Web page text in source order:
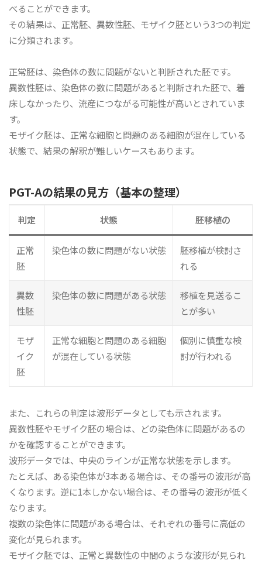
べることができます。
その結果は、正常胚、異数性胚、モザイク胚という3つの判定
に分類されます。
正常胚は、染色体の数に問題がないと判断された胚です。
異数性胚は、染色体の数に問題があると判断された胚で、着
床しなかったり、流産につながる可能性が高いとされていま
す。
モザイク胚は、正常な細胞と問題のある細胞が混在している
状態で、結果の解釈が難しいケースもあります。
PGT-Aの結果の見方（基本の整理）
判定 状態 胚移植の
正常
胚
染色体の数に問題がない状態
胚移植が検討さ
れる
異数
性胚
染色体の数に問題がある状態
移植を見送るこ
とが多い
モザ
イク
胚
正常な細胞と問題のある細胞
が混在している状態
個別に慎重な検
討が行われる
また、これらの判定は波形データとしても示されます。
異数性胚やモザイク胚の場合は、どの染色体に問題があるの
かを確認することができます。
波形データでは、中央のラインが正常な状態を示します。
たとえば、ある染色体が3本ある場合は、その番号の波形が高
くなります。逆に1本しかない場合は、その番号の波形が低く
なります。
複数の染色体に問題がある場合は、それぞれの番号に高低の
変化が見られます。
モザイク胚では、正常と異数性の中間のような波形が見られ